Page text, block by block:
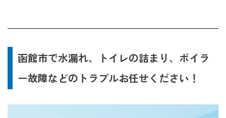
函館市で水漏れ、トイレの詰まり、ボイラ
ー故障などのトラブルお任せください！